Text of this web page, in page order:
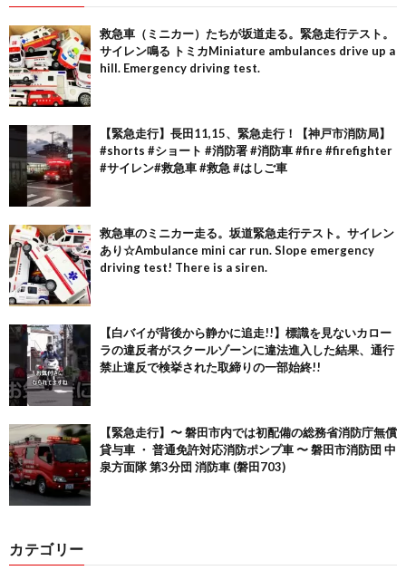
救急車（ミニカー）たちが坂道走る。緊急走行テスト。
サイレン鳴る トミカMiniature ambulances drive up a
hill. Emergency driving test.
【緊急走行】長田11,15、緊急走行！【神戸市消防局】
#shorts #ショート #消防署 #消防車 #fire #firefighter
#サイレン#救急車 #救急 #はしご車
救急車のミニカー走る。坂道緊急走行テスト。サイレン
あり☆Ambulance mini car run. Slope emergency
driving test! There is a siren.
【白バイが背後から静かに追走!!】標識を見ないカロー
ラの違反者がスクールゾーンに違法進入した結果、通行
禁止違反で検挙された取締りの一部始終!!
【緊急走行】〜 磐田市内では初配備の総務省消防庁無償
貸与車 ・ 普通免許対応消防ポンプ車 〜 磐田市消防団 中
泉方面隊 第3分団 消防車 (磐田703)
カテゴリー